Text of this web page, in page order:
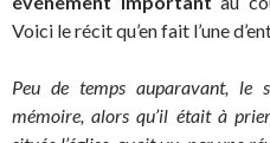
Voici le récit qu’en fait l’une
Peu de temps auparavant, le
mémoire, alors qu’il était à